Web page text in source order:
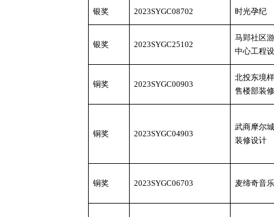
银奖 2023SYGC08702 时光孕纪
银奖 2023SYGC25102
马郢社区
中心工程
铜奖 2023SYGC00903
北投东境
售楼部装
铜奖 2023SYGC04903
武商摩尔
装修设计
铜奖 2023SYGC06703 麦缔奇音